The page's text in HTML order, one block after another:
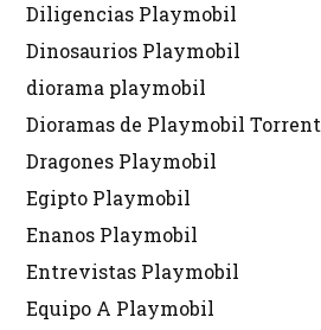
Diligencias Playmobil
Dinosaurios Playmobil
diorama playmobil
Dioramas de Playmobil Torrent
Dragones Playmobil
Egipto Playmobil
Enanos Playmobil
Entrevistas Playmobil
Equipo A Playmobil